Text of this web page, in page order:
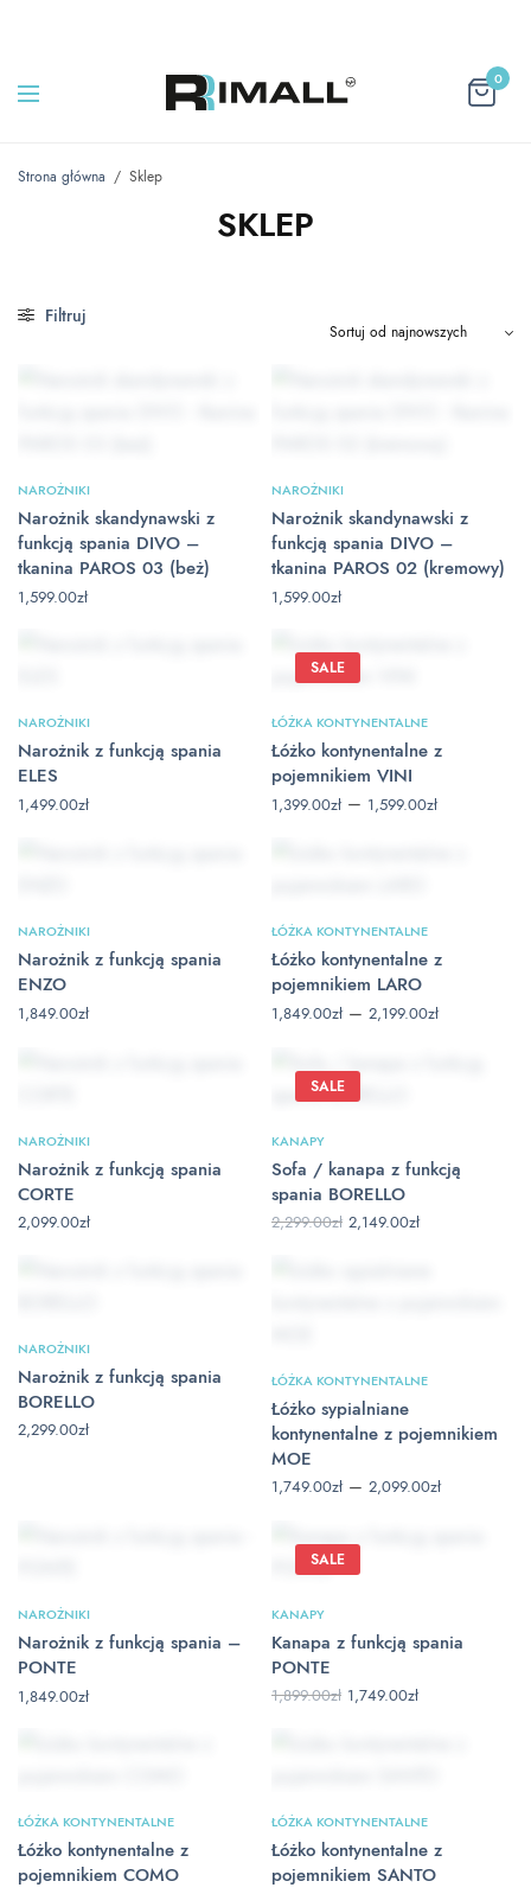
0
Strona główna / Sklep
SKLEP
Filtruj
NAROŻNIKI
Narożnik skandynawski z
funkcją spania DIVO –
tkanina PAROS 03 (beż)
1,599.00zł
NAROŻNIKI
Narożnik skandynawski z
funkcją spania DIVO –
tkanina PAROS 02 (kremowy)
1,599.00zł
NAROŻNIKI
Narożnik z funkcją spania
ELES
1,499.00zł
SALE
ŁÓŻKA KONTYNENTALNE
Łóżko kontynentalne z
pojemnikiem VINI
1,399.00zł – 1,599.00złZakres
NAROŻNIKI
Narożnik z funkcją spania
ENZO
1,849.00zł
ŁÓŻKA KONTYNENTALNE
Łóżko kontynentalne z
pojemnikiem LARO
1,849.00zł – 2,199.00złZakres
NAROŻNIKI
Narożnik z funkcją spania
CORTE
2,099.00zł
SALE
KANAPY
Sofa / kanapa z funkcją
spania BORELLO
2,299.00zł Pierwotna
cena
2,149.00złAktualna
NAROŻNIKI
Narożnik z funkcją spania
BORELLO
2,299.00zł
ŁÓŻKA KONTYNENTALNE
Łóżko sypialniane
kontynentalne z pojemnikiem
MOE
1,749.00zł – 2,099.00złZakres cen:
NAROŻNIKI
Narożnik z funkcją spania –
PONTE
1,849.00zł
SALE
KANAPY
Kanapa z funkcją spania
PONTE
1,899.00zł Pierwotna
cena
1,749.00złAktualna
ŁÓŻKA KONTYNENTALNE
Łóżko kontynentalne z
pojemnikiem COMO
ŁÓŻKA KONTYNENTALNE
Łóżko kontynentalne z
pojemnikiem SANTO